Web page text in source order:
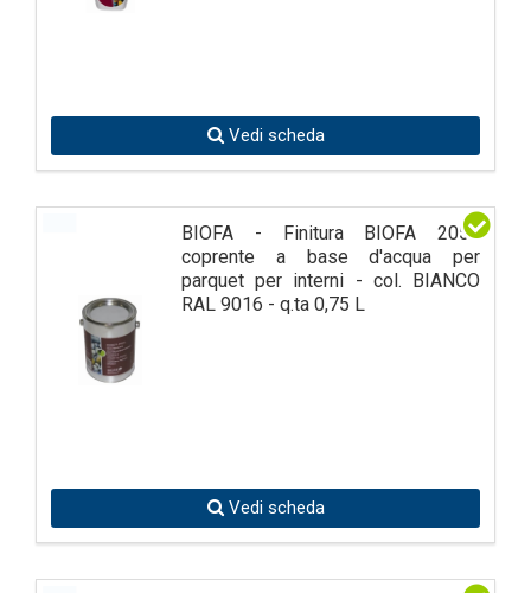
Vedi scheda
BIOFA - Finitura BIOFA 2059
coprente a base d'acqua per
parquet per interni - col. BIANCO
RAL 9016 - q.ta 0,75 L
Vedi scheda